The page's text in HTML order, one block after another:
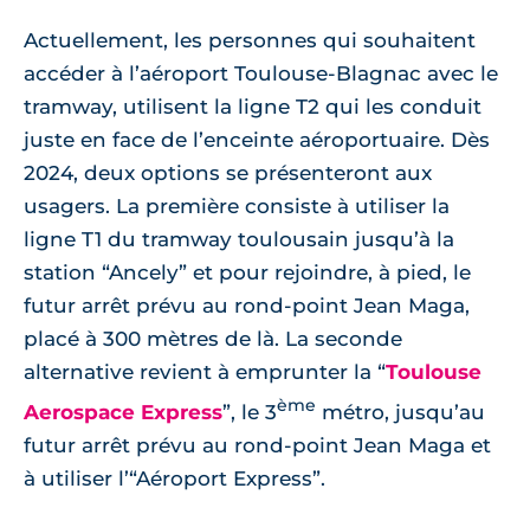
Actuellement, les personnes qui souhaitent
accéder à l’aéroport Toulouse-Blagnac avec le
tramway, utilisent la ligne T2 qui les conduit
juste en face de l’enceinte aéroportuaire. Dès
2024, deux options se présenteront aux
usagers. La première consiste à utiliser la
ligne T1 du tramway toulousain jusqu’à la
station “Ancely” et pour rejoindre, à pied, le
futur arrêt prévu au rond-point Jean Maga,
placé à 300 mètres de là. La seconde
alternative revient à emprunter la “Toulouse
Aerospace Express”, le 3ème métro, jusqu’au
futur arrêt prévu au rond-point Jean Maga et
à utiliser l’“Aéroport Express”.